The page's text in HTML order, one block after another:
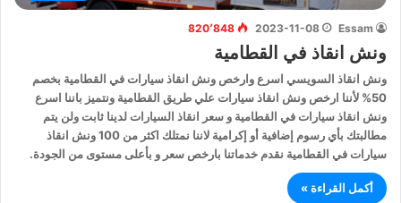
Essam
2023-11-08 820٬848
ونش انقاذ في القطامية
ونش انقاذ السويسي اسرع وارخص ونش انقاذ سيارات في القطامية بخصم
50% لأننا ارخص ونش انقاذ سيارات علي طريق القطامية ونتميز باننا اسرع
ونش انقاذ سيارات في القطامية و سعر انقاذ السيارات لدينا ثابت ولن يتم
مطالبتك بأي رسوم إضافية أو إكرامية لاننا نمتلك اكثر من 100 ونش انقاذ
سيارات في القطامية نقدم خدماتنا بارخص سعر و بأعلى مستوى من الجودة.
أكمل القراءة »